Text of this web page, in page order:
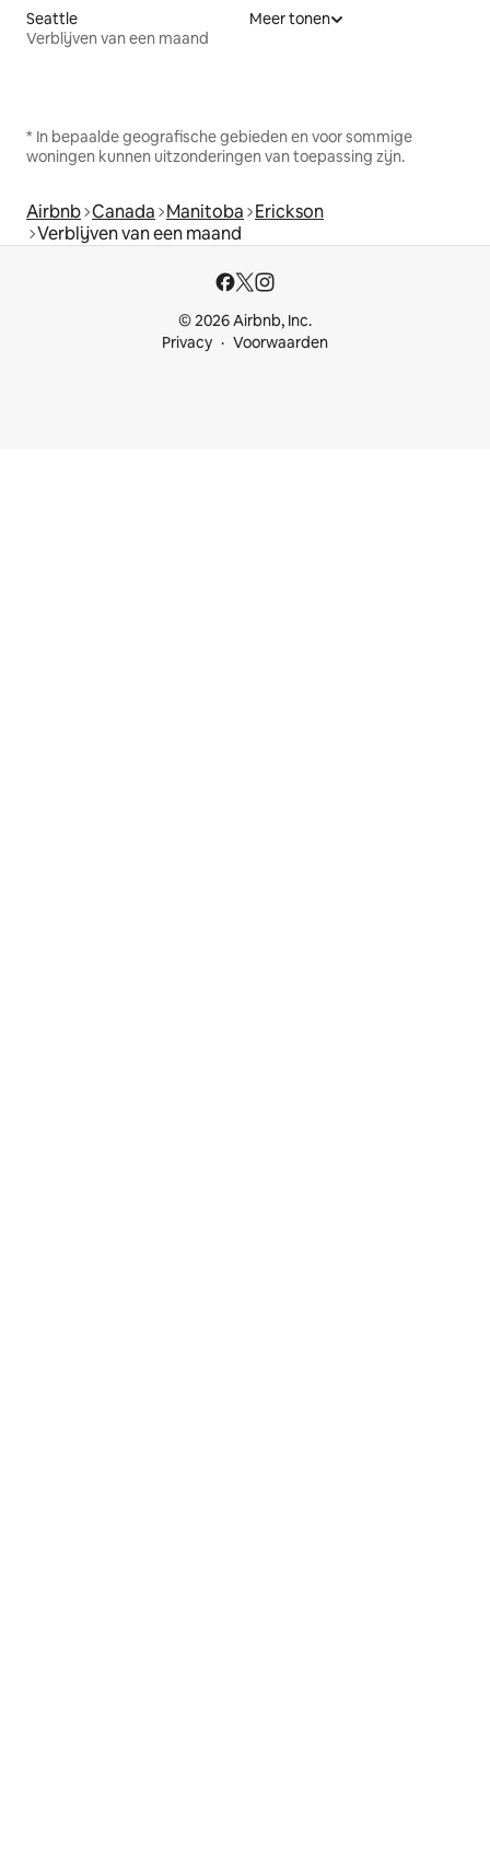
Seattle
Verblijven van een maand
Meer tonen
* In bepaalde geografische gebieden en voor sommige
woningen kunnen uitzonderingen van toepassing zijn.
Airbnb Canada Manitoba Erickson
Verblijven van een maand
© 2026 Airbnb, Inc.
Privacy
Voorwaarden